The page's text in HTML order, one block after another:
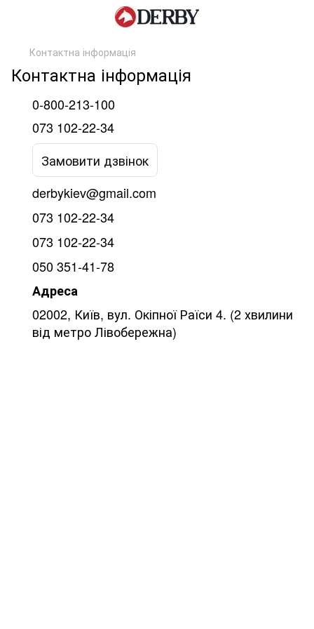
Контактна інформація
Контактна інформація
0-800-213-100
073 102-22-34
Замовити дзвінок
derbykiev@gmail.com
073 102-22-34
073 102-22-34
050 351-41-78
Адреса
02002, Київ, вул. Окіпної Раїси 4. (2 хвилини
від метро Лівобережна)